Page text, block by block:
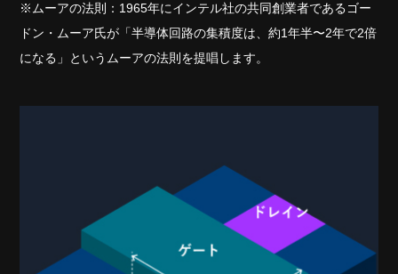
※ムーアの法則：1965年にインテル社の共同創業者であるゴー
ドン・ムーア氏が「半導体回路の集積度は、約1年半〜2年で2倍
になる」というムーアの法則を提唱します。